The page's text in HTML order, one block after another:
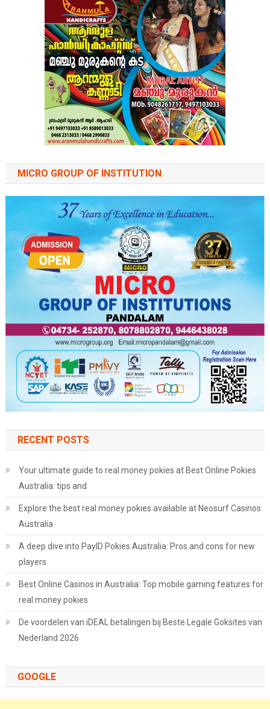
MICRO GROUP OF INSTITUTION
RECENT POSTS
Your ultimate guide to real money pokies at Best Online Pokies
Australia: tips and
Explore the best real money pokies available at Neosurf Casinos
Australia
A deep dive into PayID Pokies Australia: Pros and cons for new
players
Best Online Casinos in Australia: Top mobile gaming features for
real money pokies
De voordelen van iDEAL betalingen bij Beste Legale Goksites van
Nederland 2026
GOOGLE